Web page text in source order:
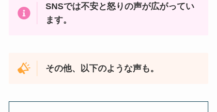
SNSでは不安と怒りの声が広がってい
ます。
その他、以下のような声も。